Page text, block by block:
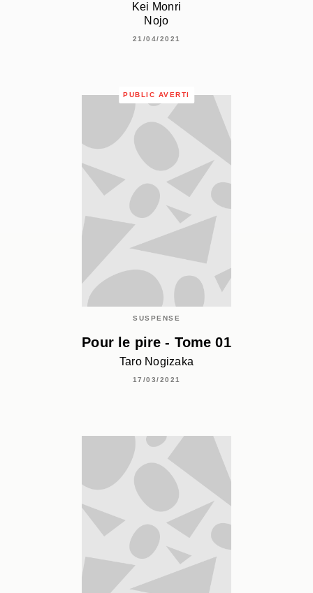
Kei Monri
Nojo
21/04/2021
PUBLIC AVERTI
SUSPENSE
Pour le pire - Tome 01
Taro Nogizaka
17/03/2021